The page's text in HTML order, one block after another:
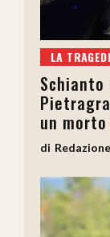
LA
un
Redazione